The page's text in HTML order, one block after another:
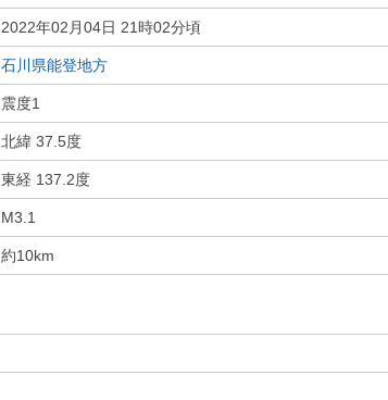
2022年02月04日 21時02分頃
石川県能登地方
震度1
北緯 37.5度
東経 137.2度
M3.1
約10km